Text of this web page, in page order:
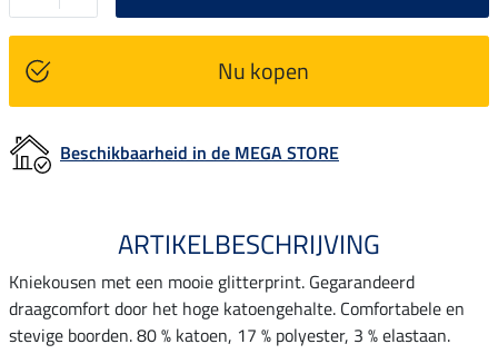
Nu kopen
Beschikbaarheid in de MEGA STORE
ARTIKELBESCHRIJVING
Kniekousen met een mooie glitterprint. Gegarandeerd
draagcomfort door het hoge katoengehalte. Comfortabele en
stevige boorden. 80 % katoen, 17 % polyester, 3 % elastaan.